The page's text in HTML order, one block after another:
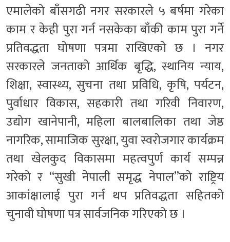
एमालेको बाँसगढी नगर सरकारले ५ बर्षमा गरेका
काम र केही पुरा गर्न नसकेका बाँकी काम पुरा गर्ने
प्रतिवद्धता घोषणा पत्रमा राखिएको छ । नगर
सरकारले जनताको आर्थिक बृद्धि, स्थानिय न्याय,
शिक्षा, स्वास्थ्य, सुचना तथा प्रविधि, कृषि, पर्यटन,
पुर्वाधार विकास, सहकारी तथा गरिवी निवारण,
उद्योग खानेपानी, महिला बालबालिका तथा जेष्ठ
नागरिक, सामाजिक सुरक्षा, युवा स्वरोजगार कार्यक्रम
तथा खेलकुद विकासमा महत्वपुर्ण कार्य सम्पन्न
गरेको र “सुखी नेपाली समृद्ध नेपाल”को राष्ट्रिय
आकांक्षालाई पुरा गर्न थप प्रतिवद्धता सहितको
चुनावी घोषणा पत्र सार्वजनिक गरिएको छ ।